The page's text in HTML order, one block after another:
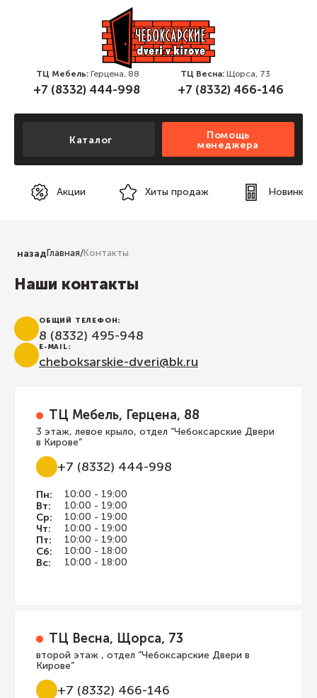
ТЦ Мебель: Герцена, 88
+7 (8332) 444-998
ТЦ Весна: Щорса, 73
+7 (8332) 466-146
Каталог
Помощь
менеджера
Акции Хиты продаж Новинки
назад Главная/Контакты
Наши контакты
ОБЩИЙ ТЕЛЕФОН:
8 (8332) 495-948
E-MAIL:
сheboksarskie-dveri@bk.ru
ТЦ Мебель, Герцена, 88
3 этаж, левое крыло, отдел “Чебоксарские Двери
в Кирове”
+7 (8332) 444-998
Пн: 10:00 - 19:00
Вт: 10:00 - 19:00
Ср: 10:00 - 19:00
Чт: 10:00 - 19:00
Пт: 10:00 - 19:00
Сб: 10:00 - 18:00
Вс: 10:00 - 18:00
ТЦ Весна, Щорса, 73
второй этаж , отдел “Чебоксарские Двери в
Кирове”
+7 (8332) 466-146